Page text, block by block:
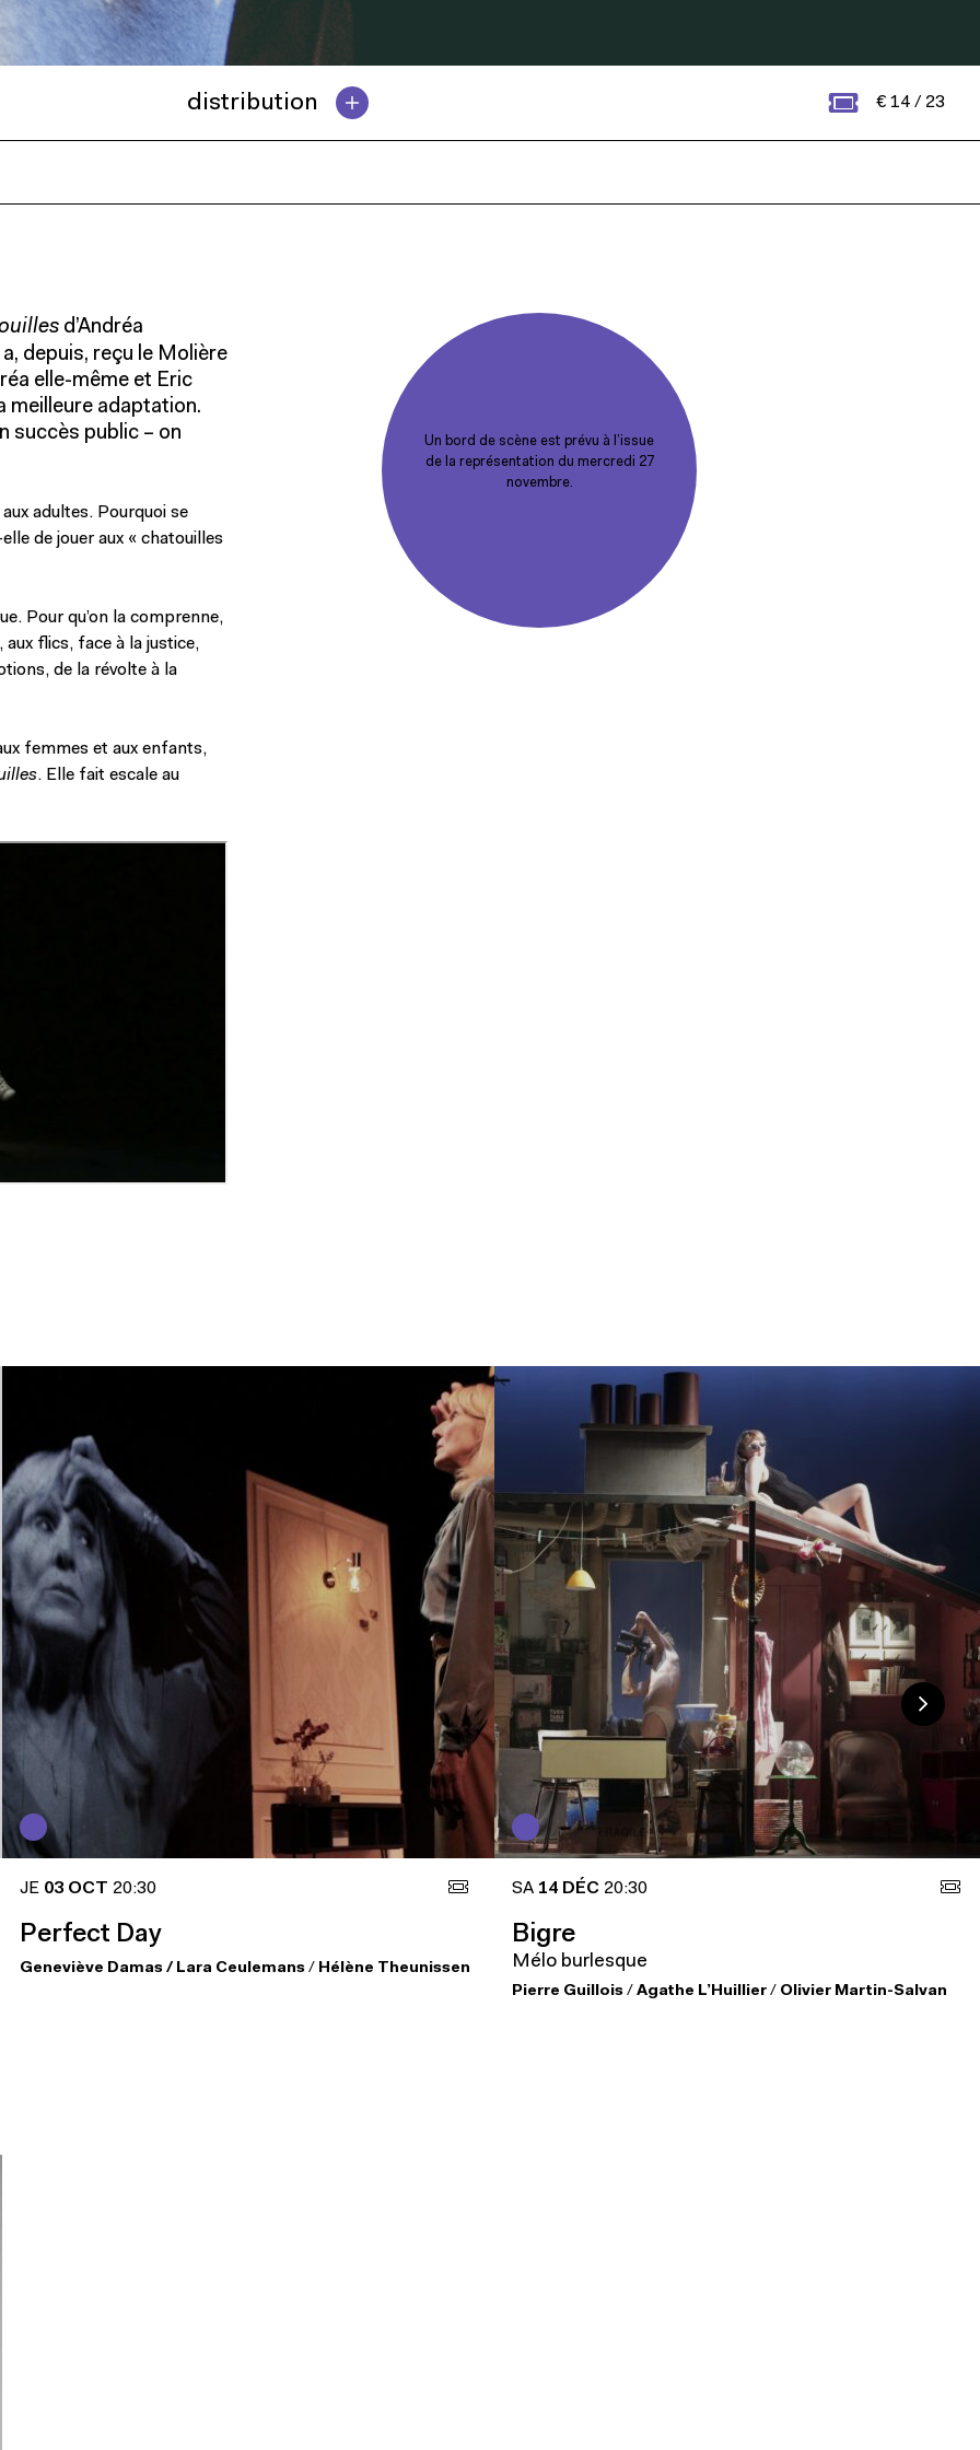
distribution € 14 / 23
d’Andréa
depuis, reçu le Molière
elle-même et Eric
meilleure adaptation.
succès public – on
adultes. Pourquoi se
de jouer aux « chatouilles
Pour qu’on la comprenne,
aux flics, face à la justice,
de la révolte à la
femmes et aux enfants,
. Elle fait escale au
Un bord de scène est prévu à l’issue
de la représentation du mercredi 27
novembre.
JE 03 OCT 20:30
Perfect Day
Geneviève Damas / Lara Ceulemans / Hélène Theunissen
SA 14 DÉC 20:30
Bigre
Mélo burlesque
Pierre Guillois / Agathe L’Huillier / Olivier Martin-Salvan